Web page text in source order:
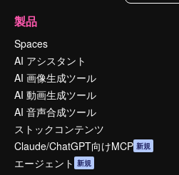
製品
Spaces
AI アシスタント
AI 画像生成ツール
AI 動画生成ツール
AI 音声合成ツール
ストックコンテンツ
Claude/ChatGPT向けMCP 新規
エージェント 新規